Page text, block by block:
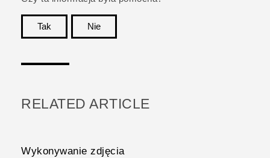
Tak
Nie
RELATED ARTICLE
Wykonywanie zdjęcia